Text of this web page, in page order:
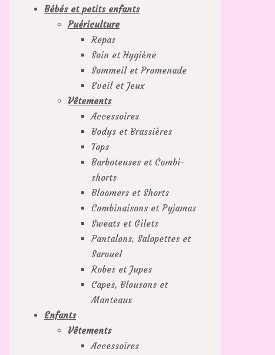
Bébés et petits enfants
Puériculture
Repas
Soin et Hygiène
Sommeil et Promenade
Eveil et Jeux
Vêtements
Accessoires
Bodys et Brassières
Tops
Barboteuses et Combi-
shorts
Bloomers et Shorts
Combinaisons et Pyjamas
Sweats et Gilets
Pantalons, Salopettes et
Sarouel
Robes et Jupes
Capes, Blousons et
Manteaux
Enfants
Vêtements
Accessoires